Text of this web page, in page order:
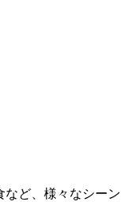
など、様々なシーン